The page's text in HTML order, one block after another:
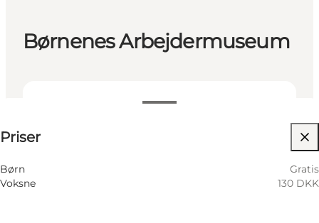
Børnenes Arbejdermuseum
Priser
Børn
Gratis
Voksne
130 DKK